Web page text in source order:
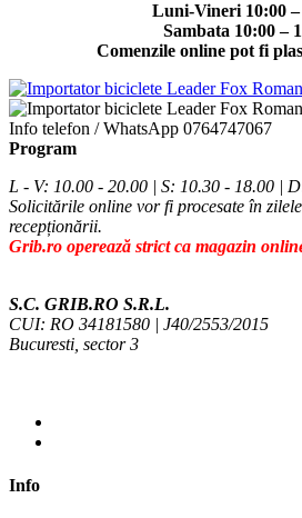
Luni-Vineri 10:00 –
Sambata 10:00 –
Comenzile online pot fi
Info telefon / WhatsApp 0764747067
Program
L - V: 10.00 - 20.00 | S: 10.30 - 18.00 |
Solicitările online vor fi procesate în
recepționării.
Grib.ro operează strict ca magazin
S.C. GRIB.RO S.R.L.
CUI: RO 34181580 | J40/2553/2015
Bucuresti, sector 3
Info